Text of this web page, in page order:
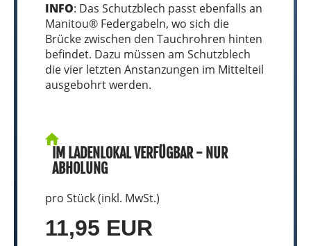
INFO: Das Schutzblech passt ebenfalls an
Manitou® Federgabeln, wo sich die
Brücke zwischen den Tauchrohren hinten
befindet. Dazu müssen am Schutzblech
die vier letzten Anstanzungen im Mittelteil
ausgebohrt werden.
IM LADENLOKAL VERFÜGBAR - NUR
ABHOLUNG
pro Stück (inkl. MwSt.)
11,95 EUR